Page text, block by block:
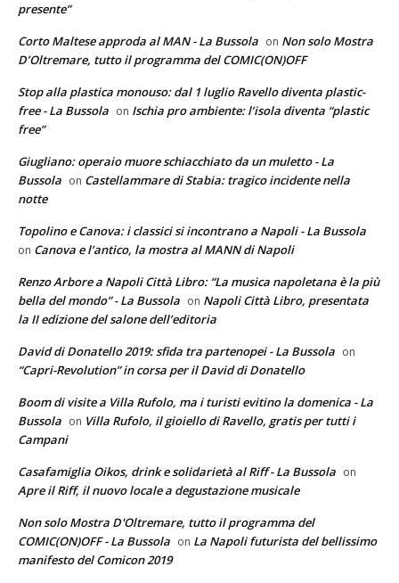
presente”
Corto Maltese approda al MAN - La Bussola on Non solo Mostra
D’Oltremare, tutto il programma del COMIC(ON)OFF
Stop alla plastica monouso: dal 1 luglio Ravello diventa plastic-
free - La Bussola on Ischia pro ambiente: l’isola diventa “plastic
free”
Giugliano: operaio muore schiacchiato da un muletto - La
Bussola on Castellammare di Stabia: tragico incidente nella
notte
Topolino e Canova: i classici si incontrano a Napoli - La Bussola
on Canova e l’antico, la mostra al MANN di Napoli
Renzo Arbore a Napoli Città Libro: “La musica napoletana è la più
bella del mondo” - La Bussola on Napoli Città Libro, presentata
la II edizione del salone dell’editoria
David di Donatello 2019: sfida tra partenopei - La Bussola on
“Capri-Revolution” in corsa per il David di Donatello
Boom di visite a Villa Rufolo, ma i turisti evitino la domenica - La
Bussola on Villa Rufolo, il gioiello di Ravello, gratis per tutti i
Campani
Casafamiglia Oikos, drink e solidarietà al Riff - La Bussola on
Apre il Riff, il nuovo locale a degustazione musicale
Non solo Mostra D'Oltremare, tutto il programma del
COMIC(ON)OFF - La Bussola on La Napoli futurista del bellissimo
manifesto del Comicon 2019